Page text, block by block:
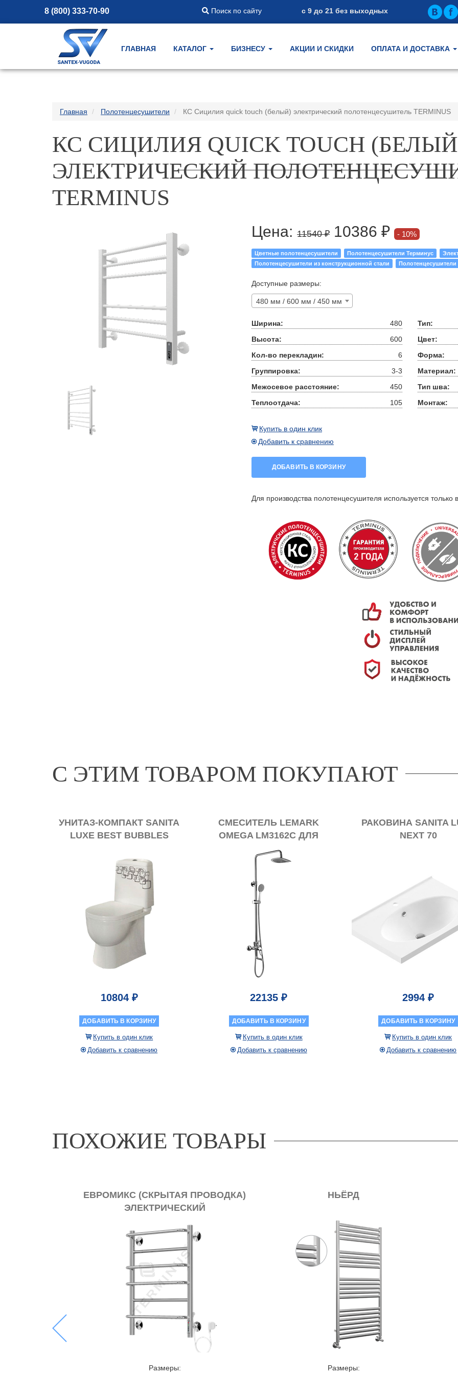
8 (800) 333-70-90 Поиск по сайту с 9 до 21 без выходных
ГЛАВНАЯ КАТАЛОГ БИЗНЕСУ АКЦИИ И СКИДКИ ОПЛАТА И ДОСТАВКА
Главная Полотенцесушители КС Сицилия quick touch (белый) электрический полотенцесушитель TERMINUS
КС СИЦИЛИЯ QUICK TOUCH
ЭЛЕКТРИЧЕСКИЙ
TERMINUS
Цена: 11540 ₽ 10386 ₽ 10%
Цветные полотенцесушители Полотенцесушители Терминус
Полотенцесушители из конструкционной стали
Полотенцесушители
Доступные размеры:
480 мм / 600 мм / 450 мм
Ширина:
480
Высота:
600
Кол-во перекладин:
6
Группировка:
3-3
Межосевое расстояние:
450
Теплоотдача:
105
Тип:
Цвет:
Форма:
Материал:
Тип шва:
Монтаж:
Купить в один клик
Добавить к сравнению
ДОБАВИТЬ В КОРЗИНУ
Для производства полотенцесушителя используется только
С ЭТИМ ТОВАРОМ ПОКУПАЮТ
УНИТАЗ-КОМПАКТ SANITA
LUXE BEST BUBBLES
10804 ₽
ДОБАВИТЬ В КОРЗИНУ
Купить в один клик
Добавить к сравнению
СМЕСИТЕЛЬ LEMARK
OMEGA LM3162C ДЛЯ
ВАННЫ И ДУША
22135 ₽
ДОБАВИТЬ В КОРЗИНУ
Купить в один клик
Добавить к сравнению
РАКОВИНА SANITA
NEXT 70
2994 ₽
ДОБАВИТЬ В КОРЗИНУ
Купить в один клик
Добавить к сравнению
ПОХОЖИЕ ТОВАРЫ
НИЦЦА (БРОНЗА)
SV-106 (ЭЛЕКТРИЧЕСКИЙ)
ПОЛОТЕНЦЕСУШИТЕЛЬ